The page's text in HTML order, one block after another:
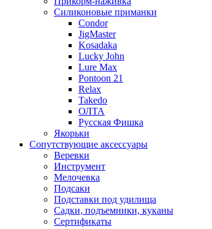
Силиконовые приманки
Condor
JigMaster
Kosadaka
Lucky John
Lure Max
Pontoon 21
Relax
Takedo
ОЛТА
Русская Фишка
Якорьки
Сопутствующие аксессуары
Веревки
Инструмент
Мелочевка
Подсаки
Подставки под удилища
Садки, подъемники, куканы
Сертификаты